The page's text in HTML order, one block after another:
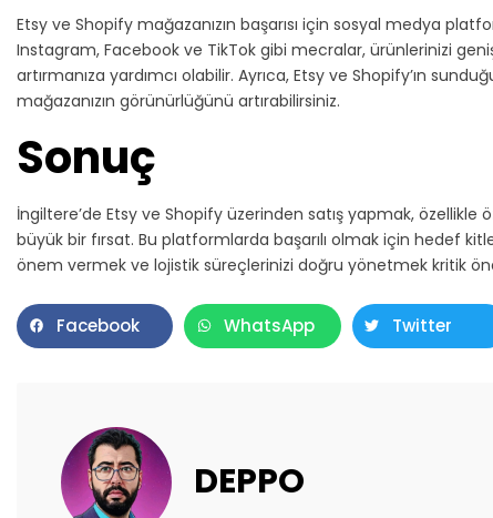
Etsy ve Shopify mağazanızın başarısı için sosyal medya
Instagram, Facebook ve TikTok gibi mecralar, ürünlerinizi geniş
artırmanıza yardımcı olabilir. Ayrıca, Etsy ve Shopify’ın
mağazanızın görünürlüğünü artırabilirsiniz.
Sonuç
İngiltere’de Etsy ve Shopify üzerinden satış yapmak, özellikle
büyük bir fırsat. Bu platformlarda başarılı olmak için hedef
önem vermek ve lojistik süreçlerinizi doğru yönetmek kritik
Facebook WhatsApp Twitter
DEPPO